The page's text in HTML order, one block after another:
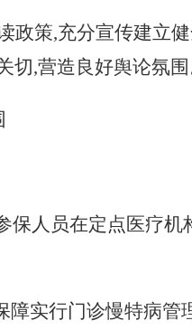
政策,充分宣传建立
切,营造良好舆论氛围
保人员在定点医疗机
实行门诊慢特病管